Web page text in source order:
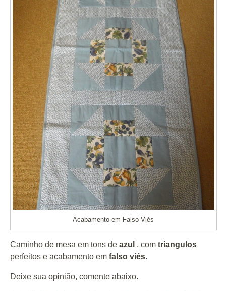
Acabamento em Falso Viés
Caminho de mesa em tons de azul , com triangulos
perfeitos e acabamento em falso viés.
Deixe sua opinião, comente abaixo.